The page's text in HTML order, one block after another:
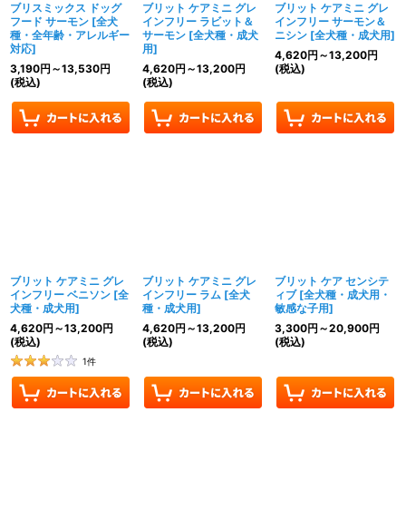
ブリスミックス ドッグ
フード サーモン [全犬
種・全年齢・アレルギー
対応]
3,190円 ～13,530円
(税込)
ブリット ケアミニ グレ
インフリー ラビット＆
サーモン [全犬種・成犬
用]
4,620円 ～13,200円
(税込)
ブリット ケアミニ グレ
インフリー サーモン＆
ニシン [全犬種・成犬用]
4,620円 ～13,200円
(税込)
ブリット ケアミニ グレ
インフリー ベニソン [全
犬種・成犬用]
4,620円 ～13,200円
(税込)
1件
ブリット ケアミニ グレ
インフリー ラム [全犬
種・成犬用]
4,620円 ～13,200円
(税込)
ブリット ケア センシテ
ィブ [全犬種・成犬用・
敏感な子用]
3,300円 ～20,900円
(税込)